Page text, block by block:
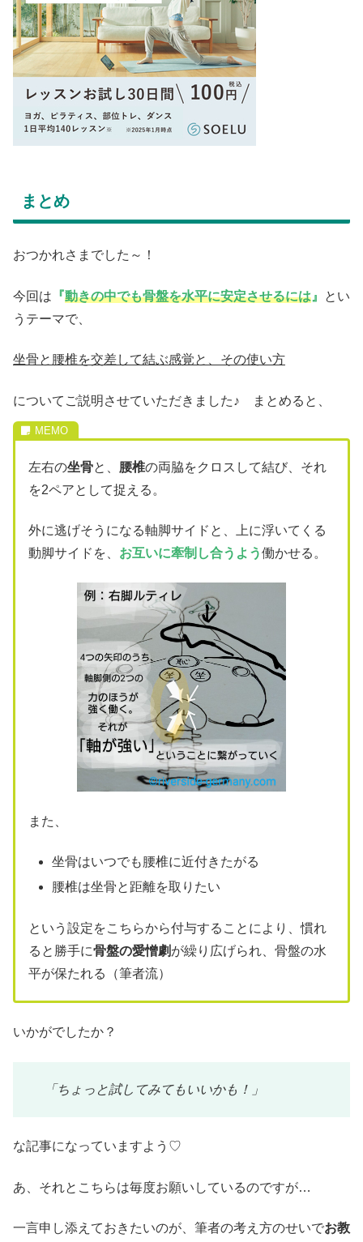
まとめ
おつかれさまでした～！
今回は 『動きの中でも骨盤を水平に安定させるには 』
とい
うテーマで、
坐骨と腰椎を交差して結ぶ感覚と、その使い方
についてご説明させていただきました♪ まとめると、
左右の坐骨と、 腰椎の両脇をクロスして結び、それ
を2ペアとして捉える。
外に逃げそうになる軸脚サイドと、上に浮いてくる
動脚サイドを、 お互いに牽制し合うよう働かせる。
また、
坐骨はいつでも腰椎に近付きたがる
腰椎は坐骨と距離を取りたい
という設定をこちらから付与することにより、慣れ
ると勝手に骨盤の愛憎劇 が繰り広げられ、骨盤の水
平が保たれる（筆者流）
いかがでしたか？
「ちょっと試してみてもいいかも！」
な記事になっていますよう♡
あ、それとこちらは毎度お願いしているのですが…
一言申し添えておきたいのが、筆者の考え方のせいでお教